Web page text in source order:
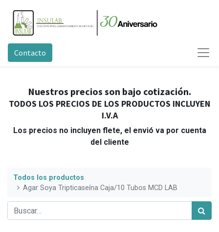
Contacto
Nuestros precios son bajo cotización.
TODOS LOS PRECIOS DE LOS PRODUCTOS INCLUYEN
I.V.A
Los precios no incluyen flete, el envió va por cuenta
del cliente
Todos los productos
Agar Soya Tripticaseína Caja/10 Tubos MCD LAB